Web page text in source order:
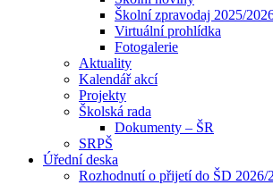
Školní zpravodaj 2025/
Virtuální prohlídka
Fotogalerie
Aktuality
Kalendář akcí
Projekty
Školská rada
Dokumenty – ŠR
SRPŠ
Úřední deska
Rozhodnutí o přijetí do ŠD 2026/